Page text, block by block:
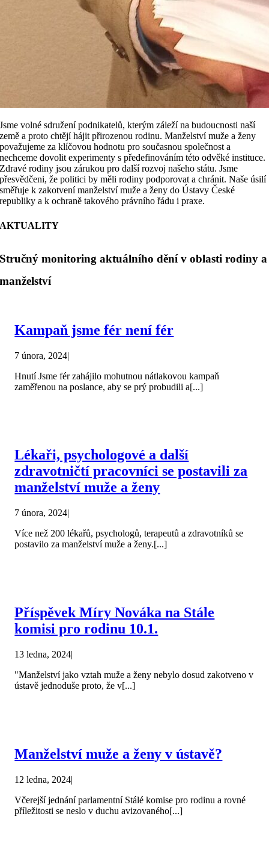
Jsme volné sdružení podnikatelů, kterým záleží na budoucnosti naší
země a proto chtějí hájit přirozenou rodinu. Manželství muže a ženy
považujeme za klíčovou hodnotu pro současnou společnost a
nechceme dovolit experimenty s předefinováním této odvěké instituce.
Zdravé rodiny jsou zárukou pro další rozvoj našeho státu. Jsme
přesvědčeni, že politici by měli rodiny podporovat a chránit. Naše úsilí
směřuje k zakotvení manželství muže a ženy do Ústavy České
republiky a k ochraně takového právního řádu i praxe.
AKTUALITY
Stručný monitoring aktuálního dění v oblasti rodiny a
manželství
Kampaň jsme fér není fér
7 února, 2024|
Hnutí Jsme fér zahájilo mohutnou nátlakovou kampaň
zaměřenou na poslance, aby se prý probudili a[...]
Lékaři, psychologové a další
zdravotničtí pracovníci se postavili za
manželství muže a ženy
7 února, 2024|
Více než 200 lékařů, psychologů, terapeutů a zdravotníků se
postavilo za manželství muže a ženy.[...]
Příspěvek Míry Nováka na Stále
komisi pro rodinu 10.1.
13 ledna, 2024|
"Manželství jako vztah muže a ženy nebylo dosud zakotveno v
ústavě jednoduše proto, že v[...]
Manželství muže a ženy v ústavě?
12 ledna, 2024|
Včerejší jednání parlamentní Stálé komise pro rodinu a rovné
příležitosti se neslo v duchu avizovaného[...]